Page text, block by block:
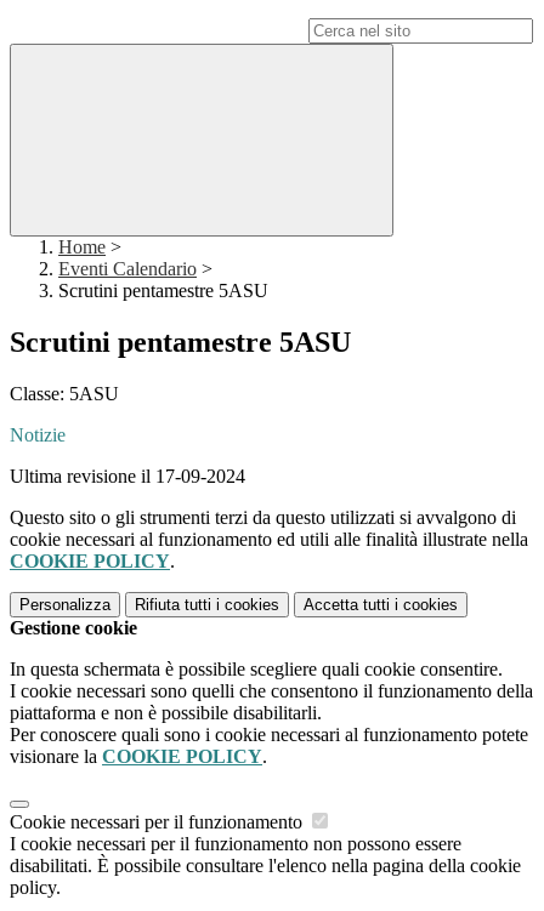
Home >
Eventi Calendario >
Scrutini pentamestre 5ASU
Scrutini pentamestre 5ASU
Classe: 5ASU
Notizie
Ultima revisione il 17-09-2024
Questo sito o gli strumenti terzi da questo utilizzati si avvalgono di
cookie necessari al funzionamento ed utili alle finalità illustrate nella
COOKIE POLICY.
Personalizza Rifiuta tutti i cookies Accetta tutti i cookies
Gestione cookie
In questa schermata è possibile scegliere quali cookie consentire.
I cookie necessari sono quelli che consentono il funzionamento della
piattaforma e non è possibile disabilitarli.
Per conoscere quali sono i cookie necessari al funzionamento potete
visionare la COOKIE POLICY.
Cookie necessari per il funzionamento
I cookie necessari per il funzionamento non possono essere
disabilitati. È possibile consultare l'elenco nella pagina della cookie
policy.